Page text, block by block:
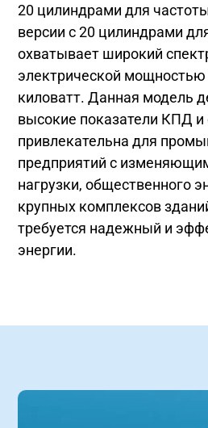
20 цилиндрами для
версии с 20 цилиндрами
охватывает широкий
электрической мощностью
киловатт. Данная модель
высокие показатели КПД и
привлекательна для
предприятий с
нагрузки, общественного
крупных комплексов
требуется надежный и
энергии.